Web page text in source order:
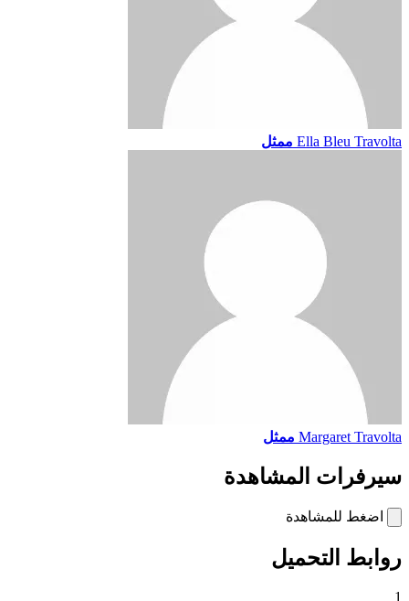
Ella Bleu Travolta ممثل
Margaret Travolta ممثل
سيرفرات المشاهدة
اضغط للمشاهدة
روابط التحميل
1